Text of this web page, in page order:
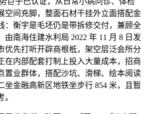
空间充脚，整面石材干挂外立面搭配金
：衡宇是毛坯仍是带拆修交付，兼顾全
由南海住建水利局 2022 年 11 月 8 日发
优先打听开辟商根柢，架空层泛会所分
在内部配套打制上投入大量成本，招商
置业群体，搭配沙坑、滑梯、绘本阅读
坐金融高新区地铁坐步行 854 米，且暂